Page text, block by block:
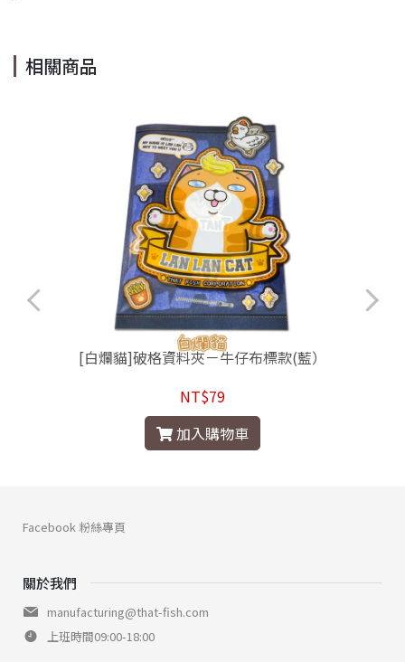
相關商品
[白爛貓]破格資料夾－牛仔布標款(藍）
NT$79
加入購物車
關於我們
manufacturing@that-fish.com
上班時間09:00-18:00
Facebook 粉絲專頁